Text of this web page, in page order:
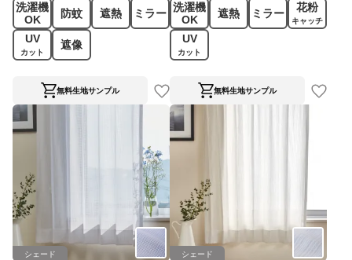
洗濯機
OK
防蚊 遮熱
ミラー
UV
カット
遮像
無料生地サンプル
洗濯機
OK
遮熱 ミラー 花粉
キャッチ
UV
カット
無料生地サンプル
シェード シェード